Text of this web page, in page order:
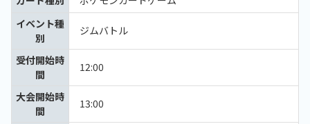
イベント種
別
ジムバトル
受付開始時
間
12:00
大会開始時
間
13:00